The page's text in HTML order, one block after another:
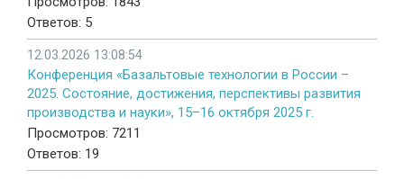
Ответов: 5
12.03.2026 13:08:54
Конференция «Базальтовые технологии в России –
2025. Состояние, достижения, перспективы развития
производства и науки», 15–16 октября 2025 г.
Просмотров: 7211
Ответов: 19